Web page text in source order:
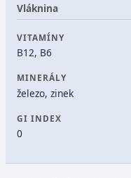
Vláknina
VITAMÍNY
B12, B6
MINERÁLY
železo, zinek
GI INDEX
0